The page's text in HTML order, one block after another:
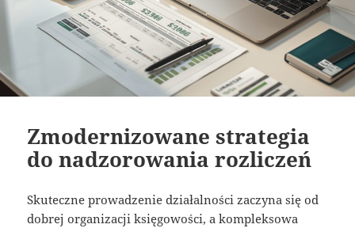
Zmodernizowane strategia
do nadzorowania rozliczeń
Skuteczne prowadzenie działalności zaczyna się od
dobrej organizacji księgowości, a kompleksowa